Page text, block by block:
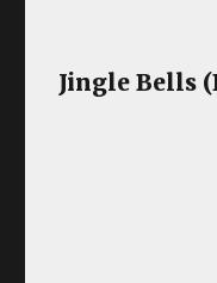
Jingle Bells